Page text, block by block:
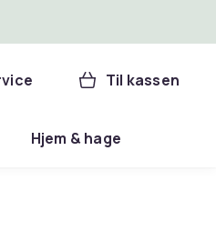
Til kassen
Hjem & hage